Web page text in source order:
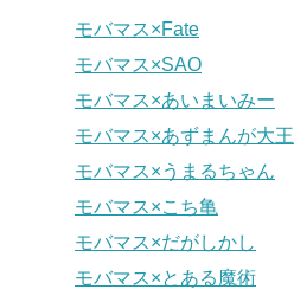
モバマス×Fate
モバマス×SAO
モバマス×あいまいみー
モバマス×あずまんが大王
モバマス×うまるちゃん
モバマス×こち亀
モバマス×だがしかし
モバマス×とある魔術